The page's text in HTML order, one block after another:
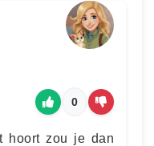
0
hoort zou je dan